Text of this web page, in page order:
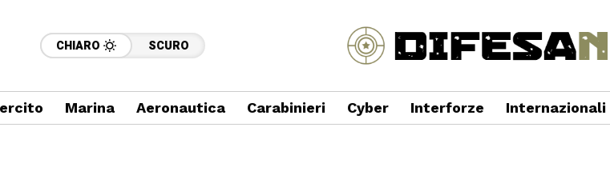
CHIARO SCURO
Marina Aeronautica Carabinieri Cyber Interforze Internazionali